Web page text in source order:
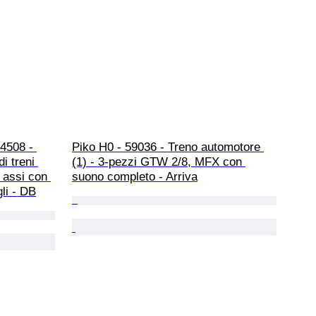
-
treni
assi con
- DB
Piko H0 - 59036 - Treno automotore
(1) - 3‑pezzi GTW 2/8, MFX con
suono completo - Arriva